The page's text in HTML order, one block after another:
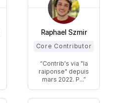
Raphael Szmir
Core Contributor
Contrib's via "la
raiponse" depuis
mars 2022. P...